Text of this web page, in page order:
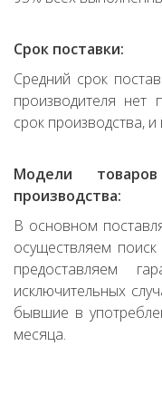
Срок поставки:
Средний срок
производителя нет
срок производства,
Модели
производства:
В основном
осуществляем
предоставляем
исключительных
бывшие в
месяца.